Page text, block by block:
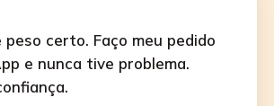
certo. Faço meu pedido
e nunca tive problema.